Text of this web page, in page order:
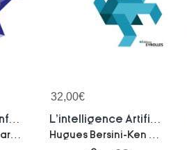
Eric Bourreau-Gerard Fleury-Philippe Lacomme
32,00€